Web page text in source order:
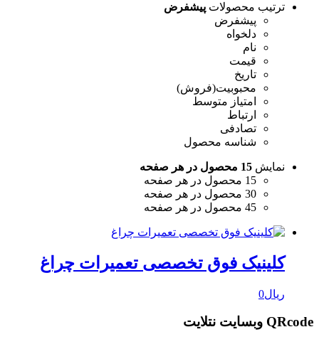
ترتیب محصولات پیشفرض
پیشفرض
دلخواه
نام
قیمت
تاریخ
محبوبیت(فروش)
امتیاز متوسط
ارتباط
تصادفی
شناسه محصول
نمایش 15 محصول در هر صفحه
15 محصول در هر صفحه
30 محصول در هر صفحه
45 محصول در هر صفحه
کلینیک فوق تخصصی تعمیرات چراغ
ریال0
QRcode وبسایت نتلایت